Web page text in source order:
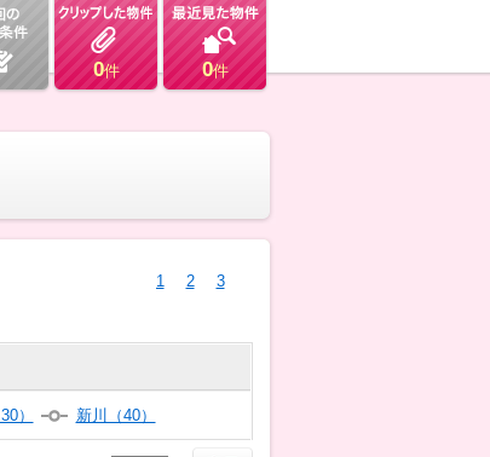
0件 0件
1 2 3
） 新川（40）